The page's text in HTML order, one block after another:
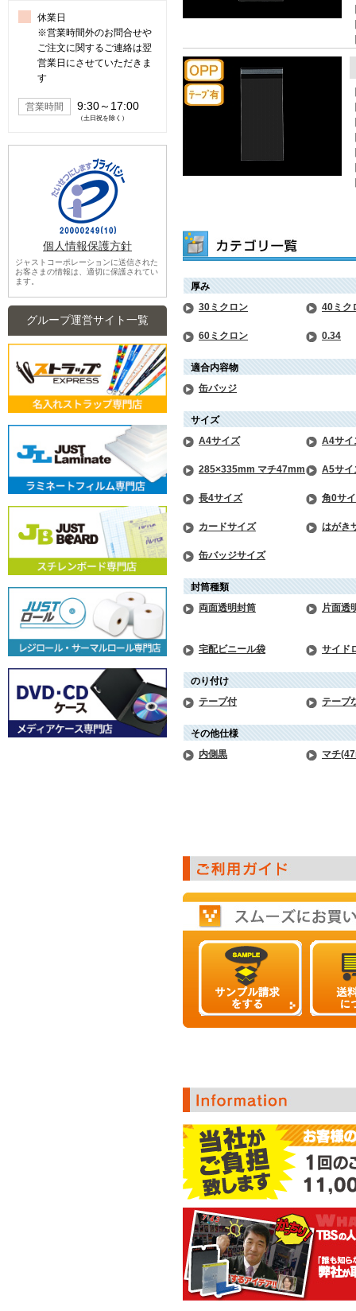
厚み
30ミクロン
40ミク
60ミクロン 0.34
適合内容物
缶バッジ
サイズ
A4サイズ
A4サイ
285×335mm マチ47mm A5サイ
長4サイズ 角0サ
カードサイズ はがき
缶バッジサイズ
封筒種類
両面透明封筒
片面透
宅配ビニール袋 サイド
のり付け
テープ付
テープ
その他仕様
内側黒
マチ
休業日
※営業時間外のお問合せや
ご注文に関するご連絡は翌
営業日にさせていただきま
す
営業時間 9:30～17:00
（土日祝を除く）
個人情報保護方針
ジャストコーポレーションに送信された
お客さまの情報は、適切に保護されてい
ます。
グループ運営サイト一覧